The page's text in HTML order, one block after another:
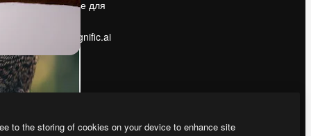
Помещение для
Ищете magnific.ai
to the storing of cookies on your device to enhance site